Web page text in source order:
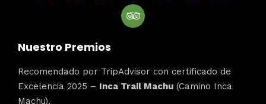
Nuestro Premios
Recomendado por TripAdvisor con certificado de
Excelencia 2025 – Inca Trail Machu (Camino Inca
Machu).